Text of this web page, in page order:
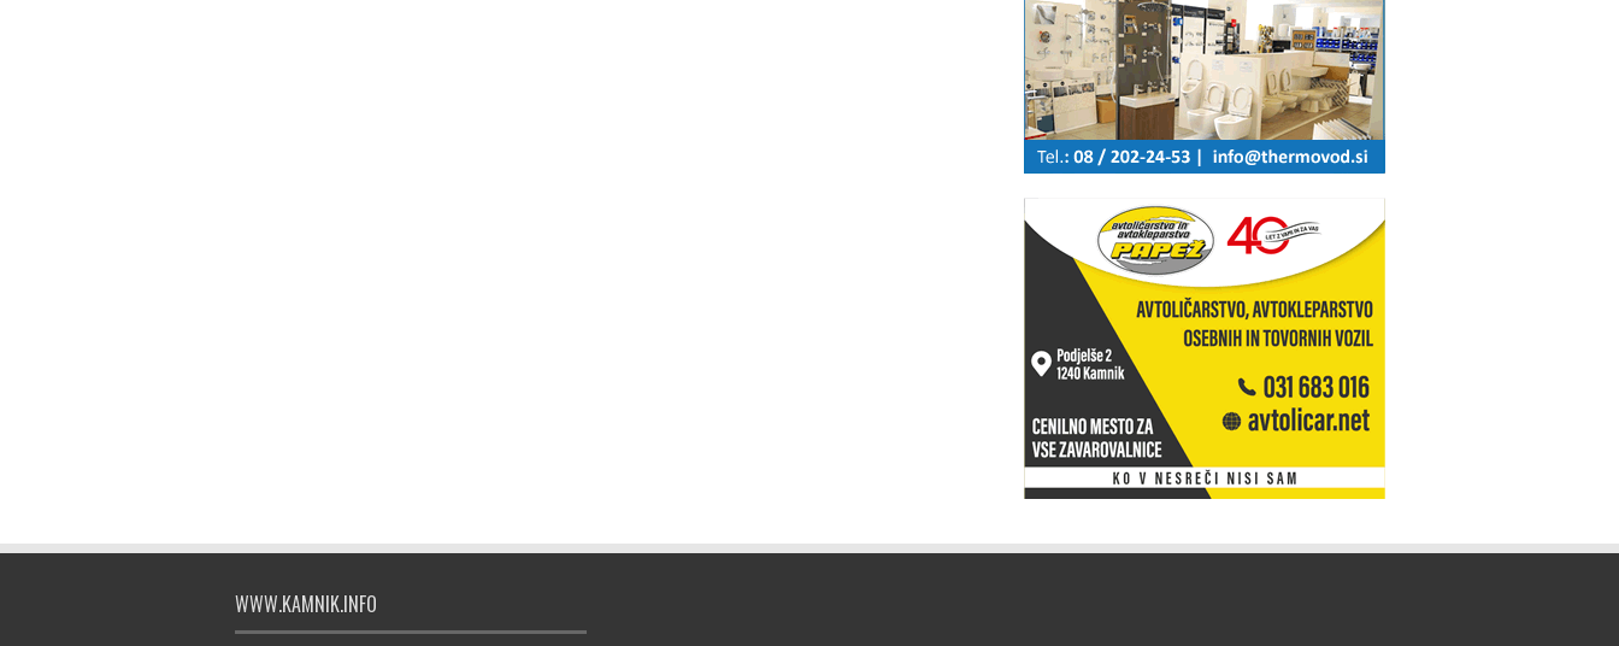
WWW.KAMNIK.INFO